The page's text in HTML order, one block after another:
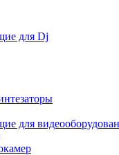
для Dj
для